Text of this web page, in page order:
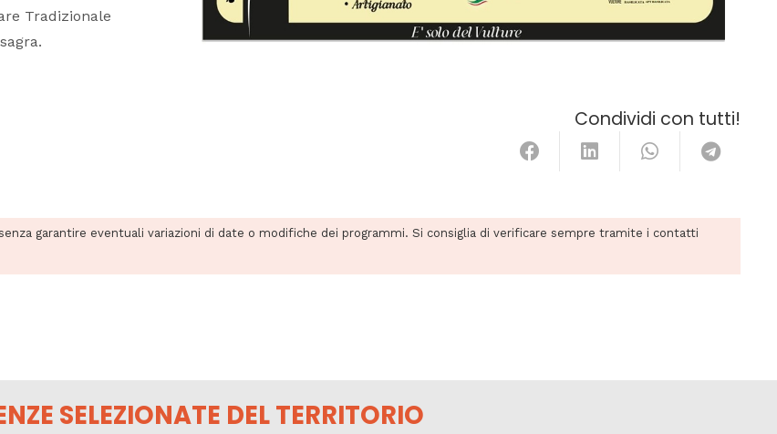
Tradizionale
Condividi con tutti!
garantire eventuali variazioni di date o modifiche dei programmi. Si consiglia di verificare sempre tramite i contatti
SELEZIONATE DEL TERRITORIO